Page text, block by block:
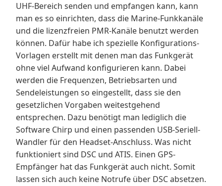
UHF-Bereich senden und empfangen kann, kann
man es so einrichten, dass die Marine-Funkkanäle
und die lizenzfreien PMR-Kanäle benutzt werden
können. Dafür habe ich spezielle Konfigurations-
Vorlagen erstellt mit denen man das Funkgerät
ohne viel Aufwand konfigurieren kann. Dabei
werden die Frequenzen, Betriebsarten und
Sendeleistungen so eingestellt, dass sie den
gesetzlichen Vorgaben weitestgehend
entsprechen. Dazu benötigt man lediglich die
Software Chirp und einen passenden USB-Seriell-
Wandler für den Headset-Anschluss. Was nicht
funktioniert sind DSC und ATIS. Einen GPS-
Empfänger hat das Funkgerät auch nicht. Somit
lassen sich auch keine Notrufe über DSC absetzen.